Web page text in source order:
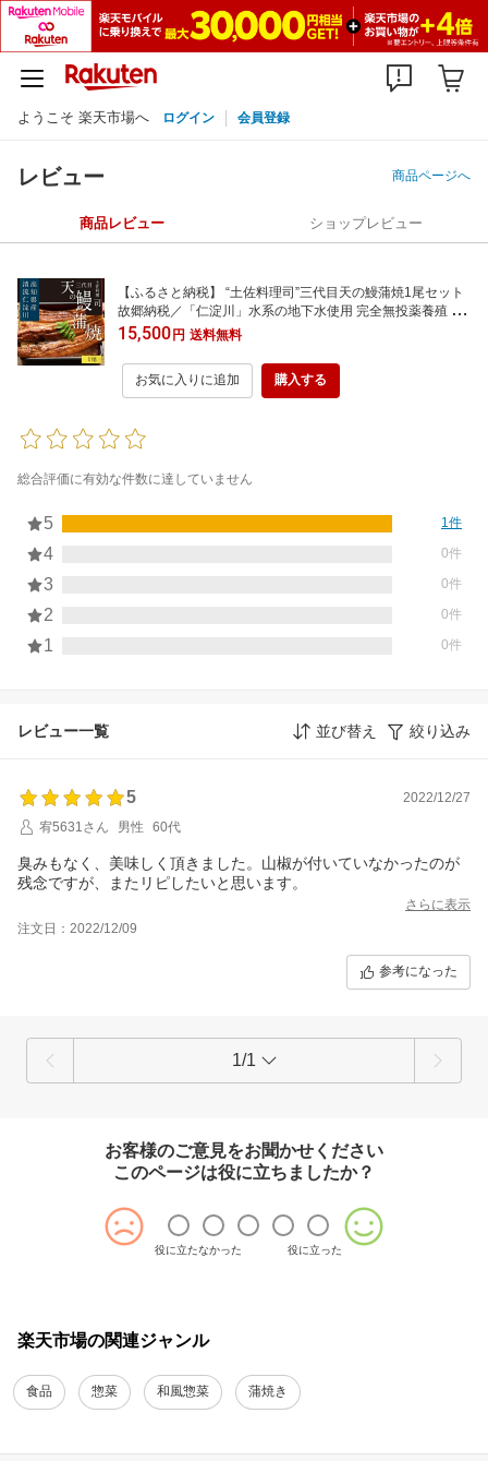
ようこそ 楽天市場へ ログイン 会員登録
レビュー 商品ページへ
商品レビュー ショップレビュー
【ふるさと納税】 “土佐料理司”三代目天の鰻蒲焼1尾セット
故郷納税／「仁淀川」水系の地下水使用 完全無投薬養殖 う
なぎ 国産 高知県産〈高知市共通返礼品〉うなぎ 真空パック
(ウナギ・たれセット) コロナ 支援品 ギフト プレゼント 食べ
物 健康 お中元 御中元 のし 熨斗
15,500円 送料無料
お気に入りに追加 購入する
総合評価に有効な件数に達していません
5 1件
4 0件
3 0件
2 0件
1 0件
レビュー一覧 並び替え 絞り込み
5
2022/12/27
宥5631さん
男性 60代
臭みもなく、美味しく頂きました。山椒が付いていなかったのが
残念ですが、またリピしたいと思います。
さらに表示
注文日：2022/12/09
参考になった
1/1
お客様のご意見をお聞かせください
このページは役に立ちましたか？
役に立たなかった 役に立った
楽天市場の関連ジャンル
食品 惣菜 和風惣菜 蒲焼き